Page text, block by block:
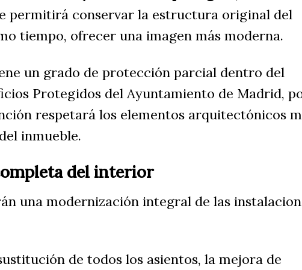
permitirá conservar la estructura original del
tiempo, ofrecer una imagen más moderna.
un grado de protección parcial dentro del
Protegidos del Ayuntamiento de Madrid,
respetará los elementos arquitectónicos
inmueble.
del interior
una modernización integral de las
de todos los asientos, la mejora de